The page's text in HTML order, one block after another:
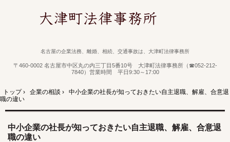
名古屋の企業法務、離婚、相続、交通事故は、大津町法律事務所
〒460-0002 名古屋市中区丸の内三丁目5番10号 大津町法律事務所（☎052-212-
7840）営業時間 平日9:30～17:00
トップ› 企業の相談 ›
中小企業の社長が知っておきたい自主退職、解雇、合意退
職の違い
中小企業の社長が知っておきたい自主退職、解雇、合意退
職の違い